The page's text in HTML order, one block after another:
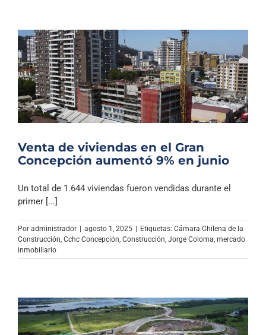
Venta de viviendas en el Gran
Concepción aumentó 9% en junio
Un total de 1.644 viviendas fueron vendidas durante el
primer [...]
Por administrador agosto 1, 2025 Etiquetas: Cámara Chilena de la
Construcción, Cchc Concepción, Construcción, Jorge Coloma, mercado
inmobiliario